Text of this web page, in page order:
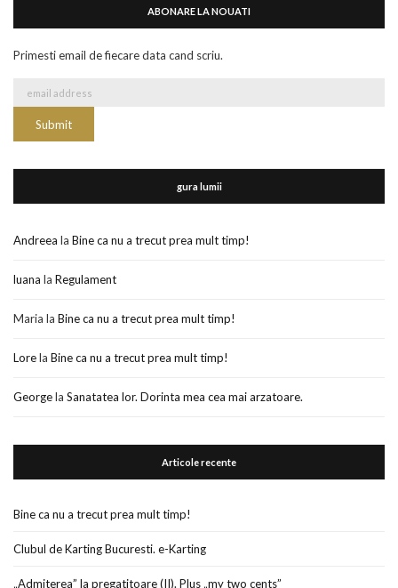
ABONARE LA NOUATI
Primesti email de fiecare data cand scriu.
gura lumii
Andreea la Bine ca nu a trecut prea mult timp!
luana la Regulament
Maria la Bine ca nu a trecut prea mult timp!
Lorela Bine ca nu a trecut prea mult timp!
Georgela Sanatatea lor. Dorinta mea cea mai arzatoare.
Articole recente
Bine ca nu a trecut prea mult timp!
Clubul de Karting Bucuresti. e-Karting
„Admiterea” la pregatitoare (II). Plus „my two cents”